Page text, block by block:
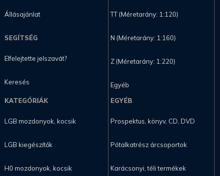
Állásajánlat
SEGÍTSÉG
Elfelejtette jelszavát?
Keresés
TT (Méretarány: 1:120)
N (Méretarány: 1:160)
Z (Méretarány: 1:220)
Egyéb
KATEGÓRIÁK
LGB mozdonyok, kocsik
LGB kiegészítők
H0 mozdonyok, kocsik
EGYÉB
Prospektus, könyv, CD, DVD
Pótalkatrész árcsoportok
Karácsonyi, téli termékek